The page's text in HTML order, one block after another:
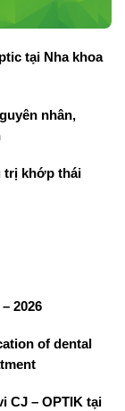
tại Nha khoa
nhân,
trị khớp thái
2026
of dental
CJ – OPTIK tại